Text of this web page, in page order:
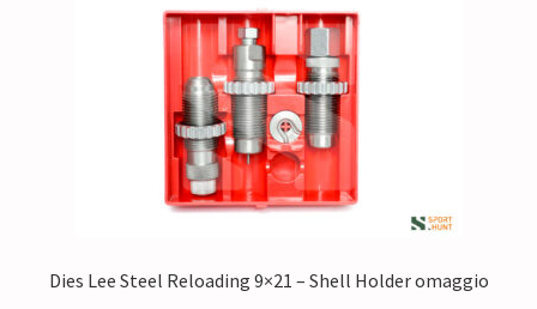
Dies Lee Steel Reloading 9×21 – Shell Holder omaggio